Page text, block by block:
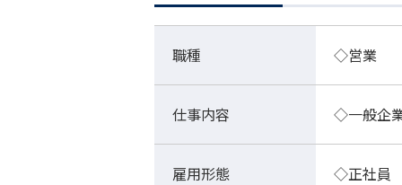
職種 ◇営業
仕事内容 ◇一般企
雇用形態 ◇正社員